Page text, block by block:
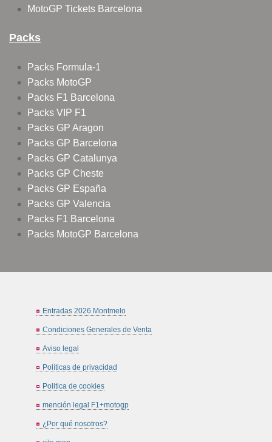
MotoGP Tickets Barcelona
Packs
Packs Formula-1
Packs MotoGP
Packs F1 Barcelona
Packs VIP F1
Packs GP Aragon
Packs GP Barcelona
Packs GP Catalunya
Packs GP Cheste
Packs GP España
Packs GP Valencia
Packs F1 Barcelona
Packs MotoGP Barcelona
Entradas 2026 Montmelo
Condiciones Generales de Venta
Aviso legal
Políticas de privacidad
Politica de cookies
mención legal F1+motogp
¿Por qué nosotros?